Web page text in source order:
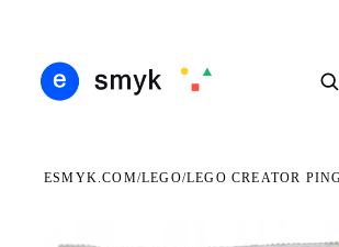
ESMYK.COM/LEGO/LEGO CREATOR